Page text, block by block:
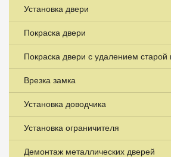
Установка двери
Покраска двери
Покраска двери с удалением старой
Врезка замка
Установка доводчика
Установка ограничителя
Демонтаж металлических дверей